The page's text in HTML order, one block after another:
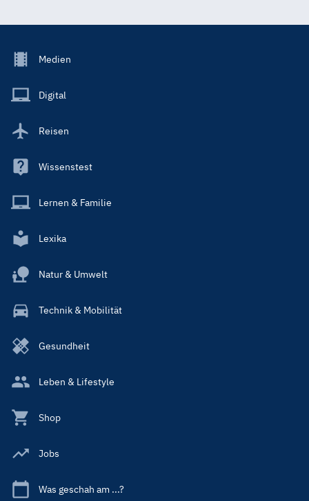
Footer
Main
Medien
Digital
Reisen
Wissenstest
Lernen & Familie
Lexika
Natur & Umwelt
Technik & Mobilität
Gesundheit
Leben & Lifestyle
Shop
Jobs
Was geschah am ...?